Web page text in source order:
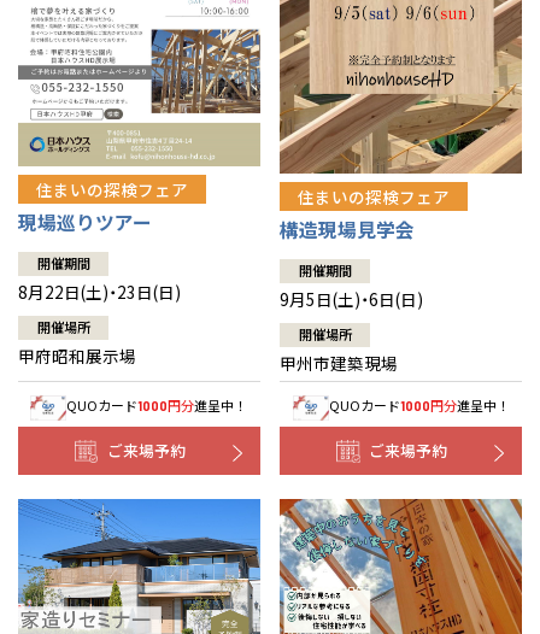
住まいの探検フェア
現場巡りツアー
開催期間
8月22日(土)・23日(日)
開催場所
甲府昭和展示場
QUOカード1000円分進呈中！
ご来場予約
住まいの探検フェア
構造現場見学会
開催期間
9月5日(土)・6日(日)
開催場所
甲州市建築現場
QUOカード1000円分進呈中！
ご来場予約